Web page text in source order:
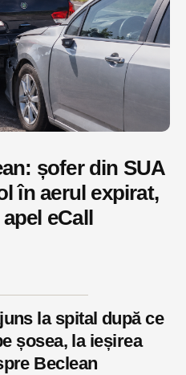
șofer din SUA
în aerul expirat,
eCall
la spital după ce
șosea, la ieșirea
Beclean